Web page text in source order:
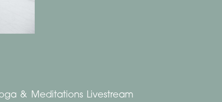
& Meditations Livestream